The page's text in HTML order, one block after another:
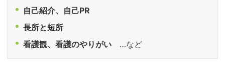
自己紹介、自己PR
長所と短所
看護観、看護のやりがい …など